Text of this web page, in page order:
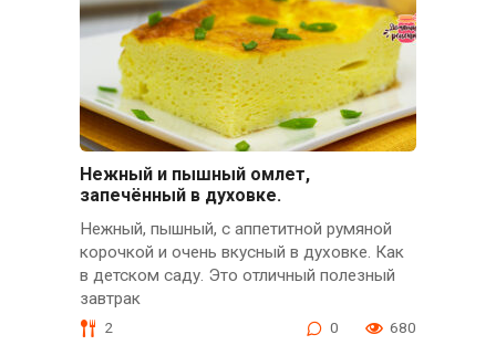
Нежный и пышный омлет,
запечённый в духовке.
Нежный, пышный, с аппетитной румяной
корочкой и очень вкусный в духовке. Как
в детском саду. Это отличный полезный
завтрак
2 0 680